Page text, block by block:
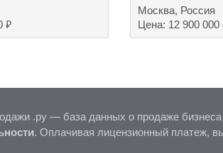
₽
Москва, Россия
Цена: 12 900 000
.ру — база данных о продаже
. Оплачивая лицензионный платеж,